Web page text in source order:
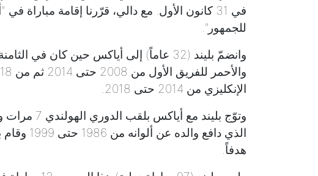
في 31 كانون الأول. مع دالي، قرّرنا إقامة
للجمهور".
وانضمّ بليند (32 عاماً) إلى أياكس حين كان
الإنكليزي من 2014 حتى 2018.
وتوّج بليند
هدفاً.